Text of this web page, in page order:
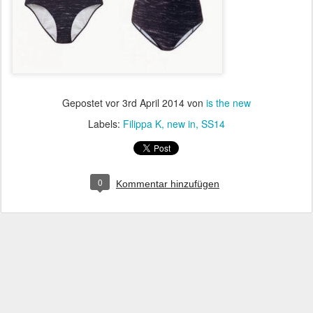
Gepostet vor 3rd April 2014 von is the new
Labels: Filippa K new in SS14
0 Kommentar hinzufügen